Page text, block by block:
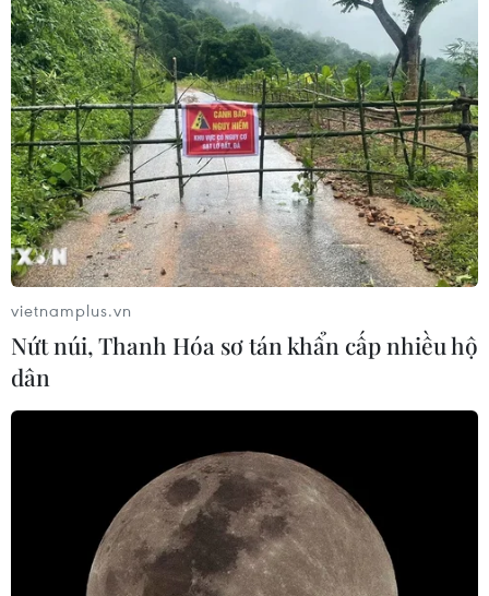
vietnamplus.vn
Nứt núi, Thanh Hóa sơ tán khẩn cấp nhiều hộ
dân